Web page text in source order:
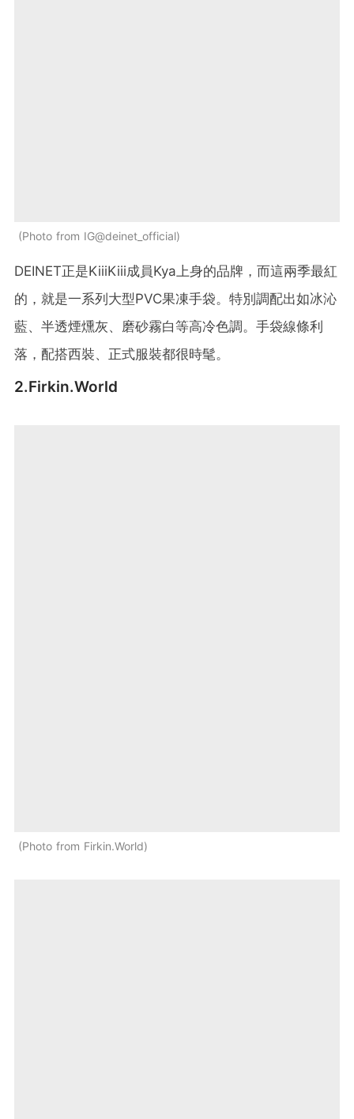
Photo from IG@deinet_official
DEINET正是KiiiKiii成員Kya上身的品牌，而這兩季最紅
的，就是一系列大型PVC果凍手袋。特別調配出如冰沁
藍、半透煙燻灰、磨砂霧白等高冷色調。手袋線條利
落，配搭西裝、正式服裝都很時髦。
2.Firkin.World
Photo from Firkin.World